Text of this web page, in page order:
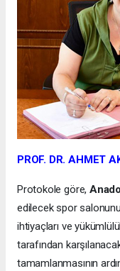
PROF. DR. AHMET
Protokole göre,
edilecek spor
ihtiyaçları ve
tarafından
tamamlanmasının